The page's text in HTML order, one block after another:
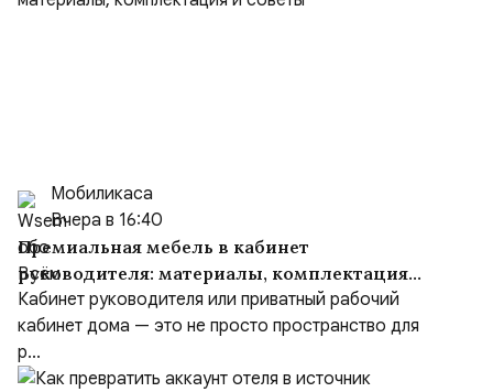
Мобиликаса
Вчера в 16:40
Премиальная мебель в кабинет
руководителя: материалы, комплектация
и советы
Кабинет руководителя или приватный рабочий
кабинет дома — это не просто пространство для
р...